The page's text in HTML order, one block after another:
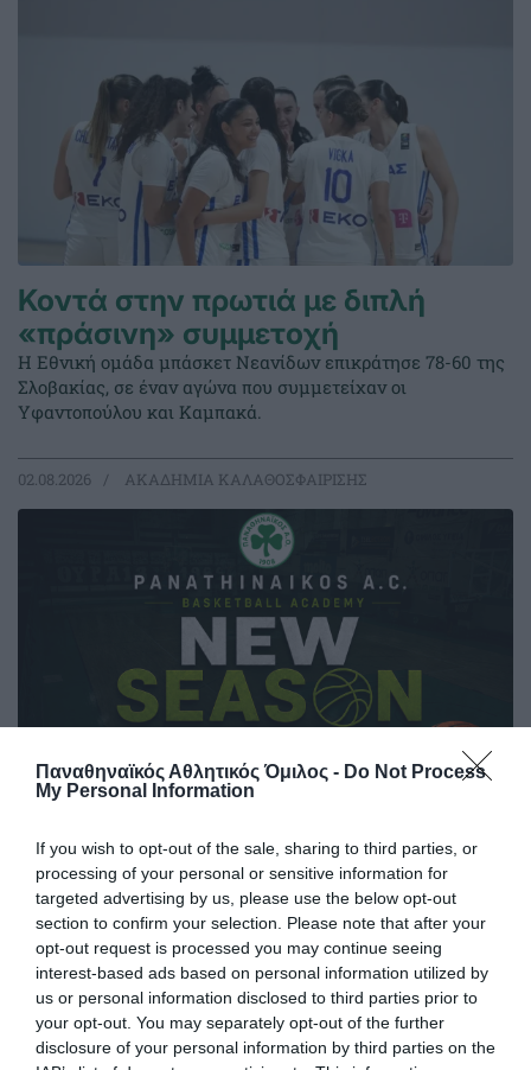
Παναθηναϊκός Αθλητικός Όμιλος - Do Not Process
My Personal Information
If you wish to opt-out of the sale, sharing to third parties, or
processing of your personal or sensitive information for
targeted advertising by us, please use the below opt-out
section to confirm your selection. Please note that after your
opt-out request is processed you may continue seeing
interest-based ads based on personal information utilized by
us or personal information disclosed to third parties prior to
your opt-out. You may separately opt-out of the further
disclosure of your personal information by third parties on the
Κοντά στην πρωτιά με διπλή
«πράσινη» συμμετοχή
Η Εθνική ομάδα μπάσκετ Νεανίδων επικράτησε 78-60 της
Σλοβακίας, σε έναν αγώνα που συμμετείχαν οι
Υφαντοπούλου και Καμπακά.
02.08.2026 ΑΚΑΔΗΜΙΑ ΚΑΛΑΘΟΣΦΑΙΡΙΣΗΣ
Εγγραφές στην ακαδημία
μπάσκετ του Παναθηναϊκού 2026-
27
Η νέα αγωνιστική σεζόν πλησιάζει και η Ακαδημία του
Παναθηναϊκού στη Λεωφόρο ανοίγει τις πόρτες της για
ακόμα μια επιτυχημένη μπασκετική χρονιά!
23.07.2026 ΑΚΑΔΗΜΙΑ ΚΑΛΑΘΟΣΦΑΙΡΙΣΗΣ